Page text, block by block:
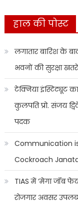
हाल की पोस्ट
लगातार बारिश के
भवनों की सुरक्षा
टेक्निया इंस्टिट्यूट का
कुलपति प्रो. संजय
पदक
Communication
Cockroach
TIAS में ‘मेगा जॉब
रोजगार अवसर